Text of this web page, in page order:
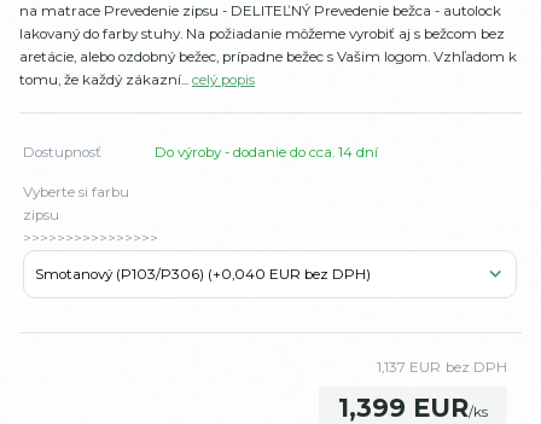
na matrace Prevedenie zipsu - DELITEĽNÝ Prevedenie bežca - autolock
lakovaný do farby stuhy. Na požiadanie môžeme vyrobiť aj s bežcom bez
aretácie, alebo ozdobný bežec, prípadne bežec s Vašim logom. Vzhľadom k
tomu, že každý zákazní... celý popis
Dostupnosť Do výroby - dodanie do cca. 14 dní
Vyberte si farbu
zipsu
>>>>>>>>>>>>>>>>
1,399 EUR/ks
1,137 EUR bez DPH